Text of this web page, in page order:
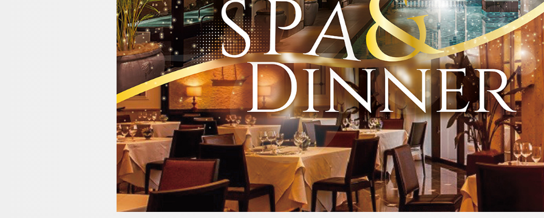
トリ
ップ
アド
ユー
チュ
ーブ
イン
スタ
グラ
ファ
イス
ブッ
Reservation
レストラン予約
ビュッフェレストラン「シ
ーフォレスト」
フランス料理「エスカー
レ」
宿泊検索 航空券＋宿
チェックイン日がお決まりの方
チェックイン チェックアウト
大人 2人